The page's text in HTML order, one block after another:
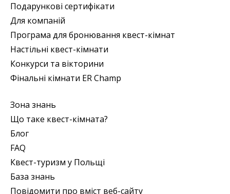
Подарункові сертифікати
Для компаній
Програма для бронювання квест-кімнат
Настільні квест-кімнати
Конкурси та вікторини
Фінальні кімнати ER Champ
Зона знань
Що таке квест-кімната?
Блог
FAQ
Квест-туризм у Польщі
База знань
Повідомити про вміст веб-сайту